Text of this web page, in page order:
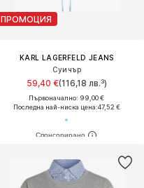
ПРОМОЦИЯ
KARL LAGERFELD JEANS
Суичър
59,40 €(116,18 лв.³)
Първоначално: 99,00 €
Последна най-ниска цена:47,52 €